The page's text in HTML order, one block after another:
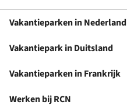
Vakantieparken in Nederland
Vakantiepark in Duitsland
Vakantieparken in Frankrijk
Werken bij RCN